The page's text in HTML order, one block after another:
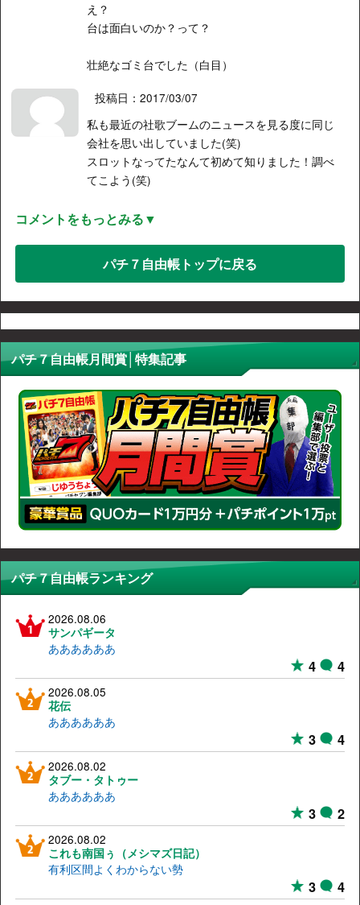
え？
台は面白いのか？って？
壮絶なゴミ台でした（白目）
投稿日：2017/03/07
私も最近の社歌ブームのニュースを見る度に同じ
会社を思い出していました(笑)
スロットなってたなんて初めて知りました！調べ
てこよう(笑)
コメントをもっとみる▼
パチ７自由帳トップに戻る
パチ７自由帳月間賞│特集記事
パチ７自由帳ランキング
2026.08.06
サンパギータ
ああああああ
4 4
2026.08.05
花伝
ああああああ
3 4
2026.08.02
タブー・タトゥー
ああああああ
3 2
2026.08.02
これも南国ぅ（メシマズ日記）
有利区間よくわからない勢
3 4